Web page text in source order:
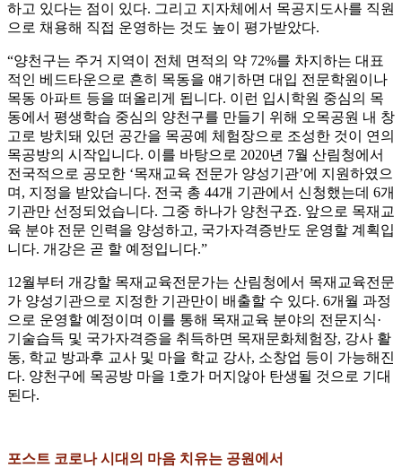
하고 있다는 점이 있다. 그리고 지자체에서 목공지도사를 직원
으로 채용해 직접 운영하는 것도 높이 평가받았다.
“양천구는 주거 지역이 전체 면적의 약 72%를 차지하는 대표
적인 베드타운으로 흔히 목동을 얘기하면 대입 전문학원이나
목동 아파트 등을 떠올리게 됩니다. 이런 입시학원 중심의 목
동에서 평생학습 중심의 양천구를 만들기 위해 오목공원 내 창
고로 방치돼 있던 공간을 목공예 체험장으로 조성한 것이 연의
목공방의 시작입니다. 이를 바탕으로 2020년 7월 산림청에서
전국적으로 공모한 ‘목재교육 전문가 양성기관’에 지원하였으
며, 지정을 받았습니다. 전국 총 44개 기관에서 신청했는데 6개
기관만 선정되었습니다. 그중 하나가 양천구죠. 앞으로 목재교
육 분야 전문 인력을 양성하고, 국가자격증반도 운영할 계획입
니다. 개강은 곧 할 예정입니다.”
12월부터 개강할 목재교육전문가는 산림청에서 목재교육전문
가 양성기관으로 지정한 기관만이 배출할 수 있다. 6개월 과정
으로 운영할 예정이며 이를 통해 목재교육 분야의 전문지식·
기술습득 및 국가자격증을 취득하면 목재문화체험장, 강사 활
동, 학교 방과후 교사 및 마을 학교 강사, 소창업 등이 가능해진
다. 양천구에 목공방 마을 1호가 머지않아 탄생될 것으로 기대
된다.
포스트 코로나 시대의 마음 치유는 공원에서